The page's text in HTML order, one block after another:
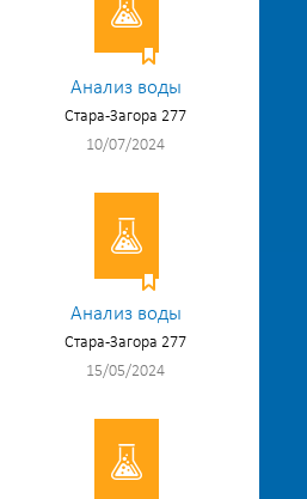
Анализ воды
Стара-Загора 277
10/07/2024
Анализ воды
Стара-Загора 277
15/05/2024